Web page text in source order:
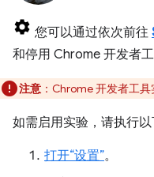
您可以通过依次前往
和停用 Chrome 开发者工
注意 ：Chrome 开发者工具
如需启用实验，请执行以
打开“设置”。